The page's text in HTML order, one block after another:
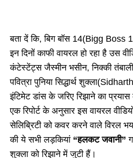
बता दें कि, बिग बॉस 14(Bigg Boss
इन दिनों काफी वायरल हो रहा है उस
कंटेस्टेंट्स जैस्मीन भसीन, निक्की
पवित्रा पुनिया सिद्धार्थ
इंटिमेट डांस के जरिए रिझाने का प्रयास
एक रिपोर्ट के अनुसार इस वायरल
सेलिब्रिटी को कवर करने वाले विरल
की ये सभी लड़कियां “हलकट जवानी”
शुक्ला को रिझाने में जुटी हैं।